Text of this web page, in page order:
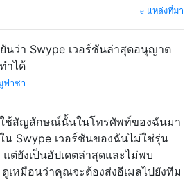
แหล่งที่มา
นว่า Swype เวอร์ชันล่าสุดอนุญาต
ำได้
ฟาซา
ใช้สัญลักษณ์นั้นในโทรศัพท์ของฉันมา
น Swype เวอร์ชันของฉันไม่ใช่รุ่น
แต่ยังเป็นอัปเดตล่าสุดและไม่พบ
เหมือนว่าคุณจะต้องส่งอีเมลไปยังทีม